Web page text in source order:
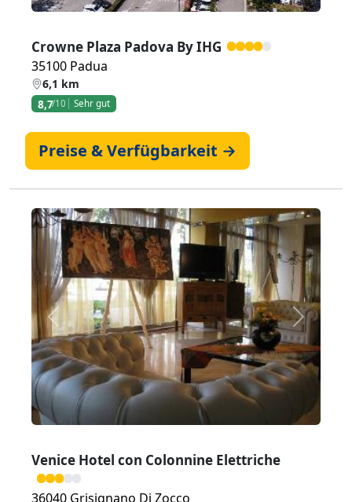
Crowne Plaza Padova By IHG
35100 Padua
6,1 km
8,7/10 Sehr gut
Preise & Verfügbarkeit →
Zurück Weiter
Venice Hotel con Colonnine Elettriche
36040 Grisignano Di Zocco